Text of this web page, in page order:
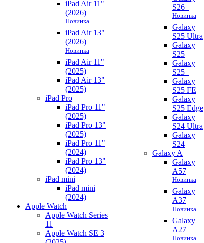
iPad Air 11"
(2026)
Новинка
iPad Air 13"
(2026)
Новинка
iPad Air 11"
(2025)
iPad Air 13"
(2025)
iPad Pro
iPad Pro 11"
(2025)
iPad Pro 13"
(2025)
iPad Pro 11"
(2024)
iPad Pro 13"
(2024)
iPad mini
iPad mini
(2024)
Apple Watch
Apple Watch Series
11
Apple Watch SE 3
S26+
Новинка
Galaxy
S25 Ultra
Galaxy
S25
Galaxy
S25+
Galaxy
S25 FE
Galaxy
S25 Edge
Galaxy
S24 Ultra
Galaxy
S24
Galaxy A
Galaxy
A57
Новинка
Galaxy
A37
Новинка
Galaxy
A27
Новинка